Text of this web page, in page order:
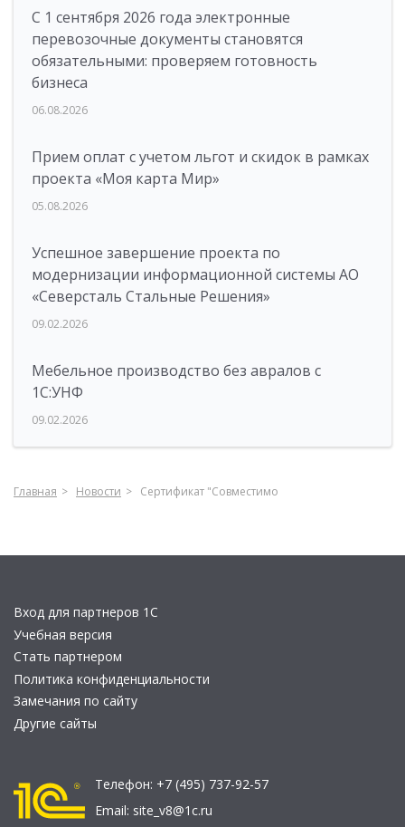
С 1 сентября 2026 года электронные
перевозочные документы становятся
обязательными: проверяем готовность
бизнеса
06.08.2026
Прием оплат с учетом льгот и скидок в рамках
проекта «Моя карта Мир»
05.08.2026
Успешное завершение проекта по
модернизации информационной системы АО
«Северсталь Стальные Решения»
09.02.2026
Мебельное производство без авралов с
1С:УНФ
09.02.2026
Главная Новости Сертификат "Совместимо
Вход для партнеров 1С
Учебная версия
Стать партнером
Политика конфиденциальности
Замечания по сайту
Другие сайты
Телефон: +7 (495) 737-92-57
Email: site_v8@1c.ru